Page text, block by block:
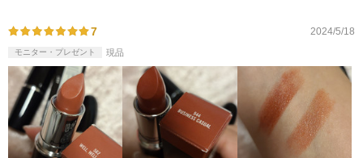
7 2024/5/18
モニター・プレゼント 現品